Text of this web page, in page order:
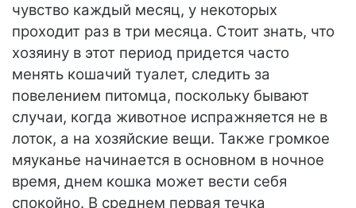
чувство каждый месяц, у некоторых
проходит раз в три месяца. Стоит знать, что
хозяину в этот период придется часто
менять кошачий туалет, следить за
повелением питомца, поскольку бывают
случаи, когда животное испражняется не в
лоток, а на хозяйские вещи. Также громкое
мяуканье начинается в основном в ночное
время, днем кошка может вести себя
спокойно. В среднем первая течка